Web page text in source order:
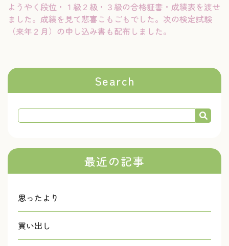
ようやく段位・１級２級・３級の合格証書・成績表を渡せ
ました。成績を見て悲喜こもごもでした。次の検定試験
（来年２月）の申し込み書も配布しました。
Search
最近の記事
思ったより
買い出し